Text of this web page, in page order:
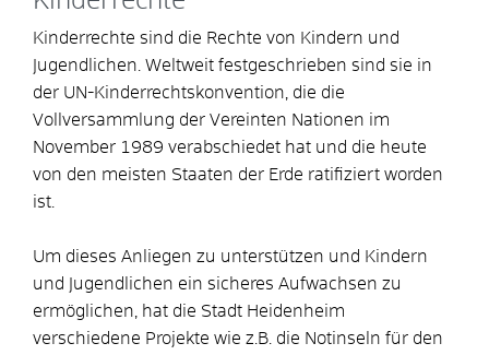
Kinderrechte sind die Rechte von Kindern und
Jugendlichen. Weltweit festgeschrieben sind sie in
der UN-Kinderrechtskonvention, die die
Vollversammlung der Vereinten Nationen im
November 1989 verabschiedet hat und die heute
von den meisten Staaten der Erde ratifiziert worden
ist.
Um dieses Anliegen zu unterstützen und Kindern
und Jugendlichen ein sicheres Aufwachsen zu
ermöglichen, hat die Stadt Heidenheim
verschiedene Projekte wie z.B. die Notinseln für den